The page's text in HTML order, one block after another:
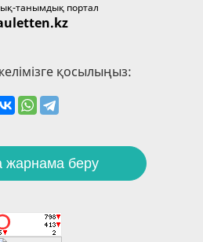
танымдық портал
қосылыңыз:
жарнама беру